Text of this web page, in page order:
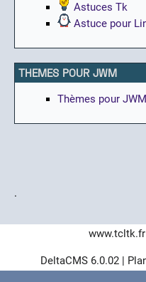
Astuces Tk
Astuce pour
THEMES POUR JWM
Thèmes pour JWM
.
www.tcltk.fr
DeltaCMS6.0.02|